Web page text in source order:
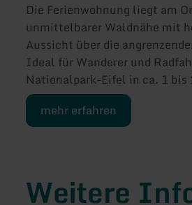
Die Ferienwohnung liegt am
unmittelbarer Waldnähe mit
Aussicht über die
Ideal für Wanderer und
Nationalpark-Eifel in ca. 1 bis
mehr erfahren
Weitere